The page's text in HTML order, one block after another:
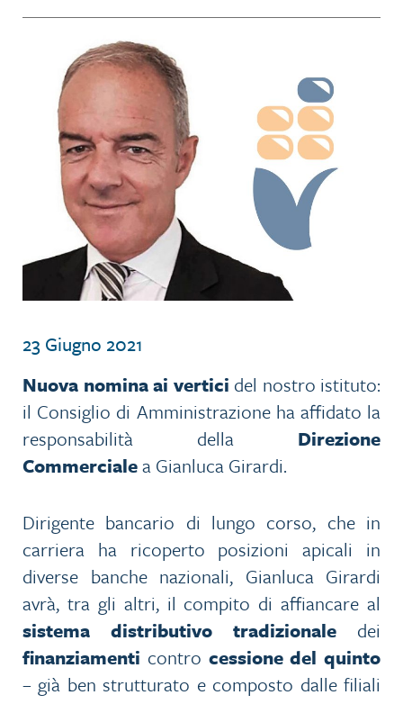
23 Giugno 2021
Nuova nomina ai vertici del nostro istituto:
il Consiglio di Amministrazione ha affidato la
responsabilità della Direzione
Commercialea Gianluca Girardi.
Dirigente bancario di lungo corso, che in
carriera ha ricoperto posizioni apicali in
diverse banche nazionali, Gianluca Girardi
avrà, tra gli altri, il compito di affiancare al
sistema distributivo tradizionale dei
finanziamenti contro cessione del quinto
– già ben strutturato e composto dalle filiali